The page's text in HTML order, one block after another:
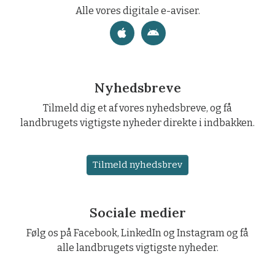
Alle vores digitale e-aviser.
Nyhedsbreve
Tilmeld dig et af vores nyhedsbreve, og få
landbrugets vigtigste nyheder direkte i indbakken.
Tilmeld nyhedsbrev
Sociale medier
Følg os på Facebook, LinkedIn og Instagram og få
alle landbrugets vigtigste nyheder.